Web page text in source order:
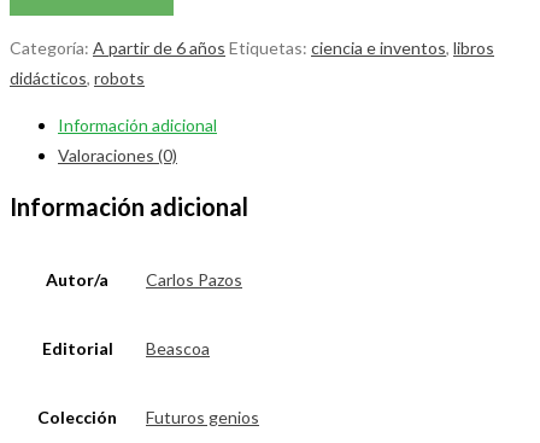
Categoría: A partir de 6 años Etiquetas: ciencia e inventos, libros
didácticos, robots
Información adicional
Valoraciones (0)
Información adicional
Autor/a Carlos Pazos
Editorial Beascoa
Colección Futuros genios